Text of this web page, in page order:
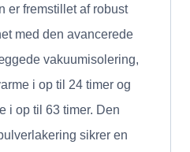
er fremstillet af robust
med den avancerede
vakuumisolering,
i op til 24 timer og
i op til 63 timer. Den
sikrer en